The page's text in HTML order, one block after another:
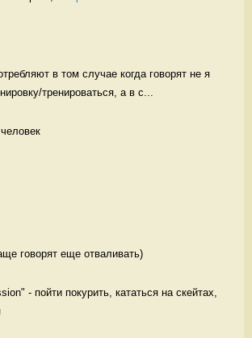
в том случае когда говорят не я
тренироваться, а в с...
говорят еще отваливать)
- пойти покурить, кататься на скейтах,